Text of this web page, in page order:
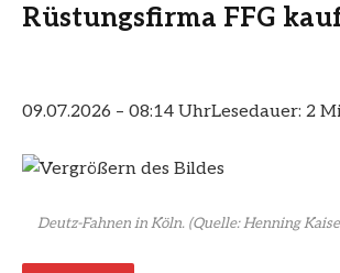
Rüstungsfirma FFG
09.07.2026 – 08:14 UhrLesedauer: 2
Deutz-Fahnen in Köln.(Quelle: Henning